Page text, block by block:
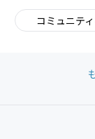
コミュニテ